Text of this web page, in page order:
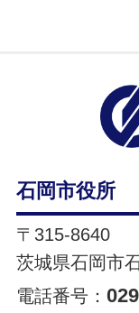
石岡市役所
〒315-8640
茨城県石岡市
電話番号：